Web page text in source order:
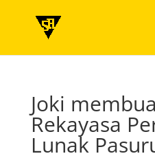
Joki
Rekayasa
Lunak